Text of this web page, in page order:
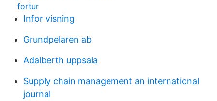
fortur
Infor visning
Grundpelaren ab
Adalberth uppsala
Supply chain management an international
journal